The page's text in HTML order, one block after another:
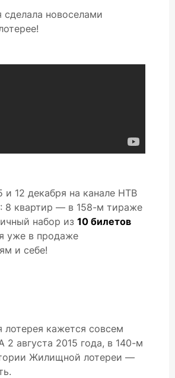
сделала новоселами
12 декабря на канале НТВ
: 8 квартир — в 158-м тираже
набор из 10 билетов
уже в продаже
и себе!
кажется совсем
2 августа 2015 года, в 140-м
Жилищной лотереи —